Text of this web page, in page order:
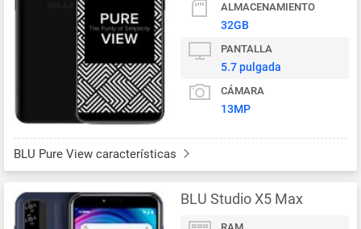
ALMACENAMIENTO
32GB
PANTALLA
5.7 pulgada
CÁMARA
13MP
BLU Pure View características
BLU Studio X5 Max